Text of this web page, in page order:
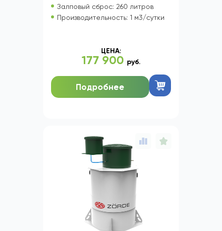
Залповый сброс: 260 литров
Производительность: 1 м3/сутки
ЦЕНА:
177 900 руб.
Подробнее